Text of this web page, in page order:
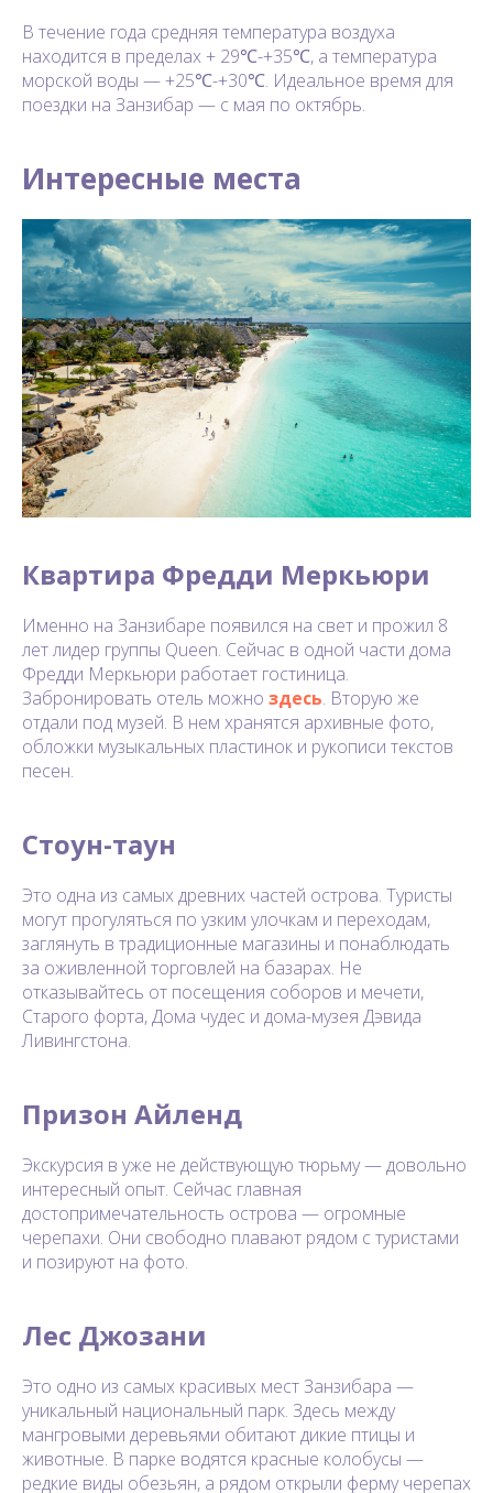
В течение года средняя температура воздуха
находится в пределах + 29℃-+35℃, а температура
морской воды — +25℃-+30℃. Идеальное время для
поездки на Занзибар — с мая по октябрь.
Интересные места
Квартира Фредди Меркьюри
Именно на Занзибаре появился на свет и прожил 8
лет лидер группы Queen. Сейчас в одной части дома
Фредди Меркьюри работает гостиница.
Забронировать отель можно здесь. Вторую же
отдали под музей. В нем хранятся архивные фото,
обложки музыкальных пластинок и рукописи текстов
песен.
Стоун-таун
Это одна из самых древних частей острова. Туристы
могут прогуляться по узким улочкам и переходам,
заглянуть в традиционные магазины и понаблюдать
за оживленной торговлей на базарах. Не
отказывайтесь от посещения соборов и мечети,
Старого форта, Дома чудес и дома-музея Дэвида
Ливингстона.
Призон Айленд
Экскурсия в уже не действующую тюрьму — довольно
интересный опыт. Сейчас главная
достопримечательность острова — огромные
черепахи. Они свободно плавают рядом с туристами
и позируют на фото.
Лес Джозани
Это одно из самых красивых мест Занзибара —
уникальный национальный парк. Здесь между
мангровыми деревьями обитают дикие птицы и
животные. В парке водятся красные колобусы —
редкие виды обезьян, а рядом открыли ферму черепах